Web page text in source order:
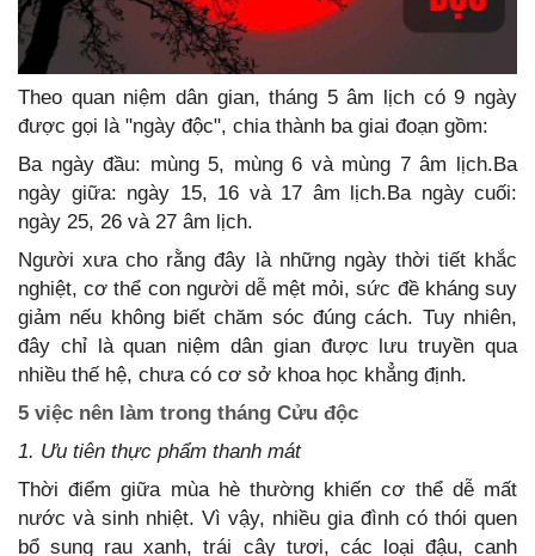
Theo quan niệm dân gian, tháng 5 âm lịch có 9 ngày
được gọi là "ngày độc", chia thành ba giai đoạn gồm:
Ba ngày đầu: mùng 5, mùng 6 và mùng 7 âm lịch.Ba
ngày giữa: ngày 15, 16 và 17 âm lịch.Ba ngày cuối:
ngày 25, 26 và 27 âm lịch.
Người xưa cho rằng đây là những ngày thời tiết khắc
nghiệt, cơ thể con người dễ mệt mỏi, sức đề kháng suy
giảm nếu không biết chăm sóc đúng cách. Tuy nhiên,
đây chỉ là quan niệm dân gian được lưu truyền qua
nhiều thế hệ, chưa có cơ sở khoa học khẳng định.
5 việc nên làm trong tháng Cửu độc
1. Ưu tiên thực phẩm thanh mát
Thời điểm giữa mùa hè thường khiến cơ thể dễ mất
nước và sinh nhiệt. Vì vậy, nhiều gia đình có thói quen
bổ sung rau xanh, trái cây tươi, các loại đậu, canh